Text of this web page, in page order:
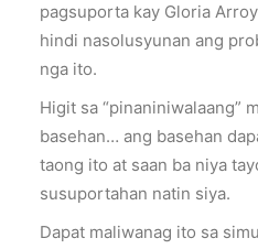
pagsuporta kay Gloria
hindi nasolusyunan ang
nga ito.
Higit sa “pinaniniwalaang”
basehan… ang basehan
taong ito at saan ba niya
susuportahan natin siya.
Dapat maliwanag ito sa